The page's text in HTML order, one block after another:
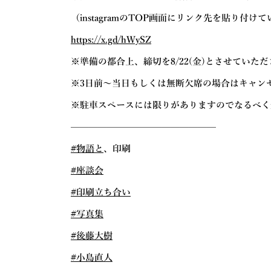
（instagramのTOP画面にリンク先を貼り付けて
https://x.gd/hWySZ
※準備の都合上、締切を8/22(金)とさせていただ
※3日前〜当日もしくは無断欠席の場合はキャン
※駐車スペースには限りがありますのでなるべ
————————————————
#物語と 、印刷
#座談会
#印刷立ち合い
#写真集
#後藤大樹
#小島直人